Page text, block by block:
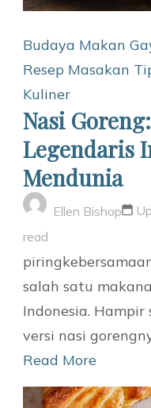
Budaya Makan
Resep Masakan
Kuliner
Nasi
Legendaris
Mendunia
Ellen Bishop
read
salah satu
Indonesia.
versi nasi
Read More